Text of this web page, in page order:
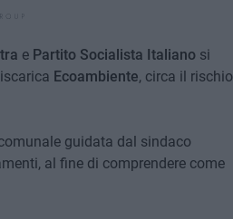
e Partito Socialista Italianosi
Ecoambiente, circa il rischio
guidata dal sindaco
al fine di comprendere come